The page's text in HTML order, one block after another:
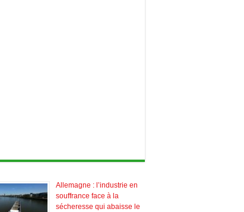
Allemagne : l’industrie en
souffrance face à la
sécheresse qui abaisse le